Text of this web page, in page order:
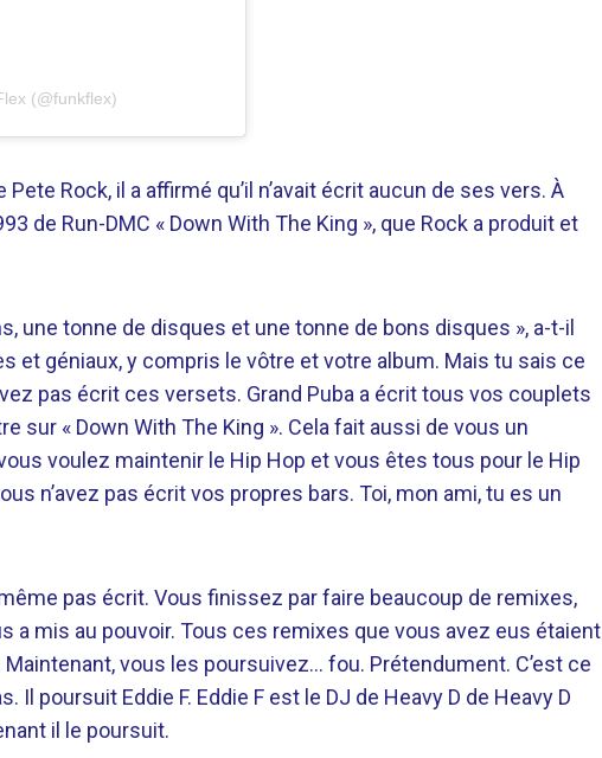
(@funkflex)
Rock, il a affirmé qu’il n’avait écrit aucun de ses vers. À
de Run-DMC « Down With The King », que Rock a produit et
une tonne de disques et une tonne de bons disques », a-t-il
et géniaux, y compris le vôtre et votre album. Mais tu sais ce
pas écrit ces versets. Grand Puba a écrit tous vos couplets
sur « Down With The King ». Cela fait aussi de vous un
voulez maintenir le Hip Hop et vous êtes tous pour le Hip
n’avez pas écrit vos propres bars. Toi, mon ami, tu es un
pas écrit. Vous finissez par faire beaucoup de remixes,
a mis au pouvoir. Tous ces remixes que vous avez eus étaient
vous les poursuivez… fou. Prétendument. C’est ce
Il poursuit Eddie F. Eddie F est le DJ de Heavy D de Heavy D
il le poursuit.